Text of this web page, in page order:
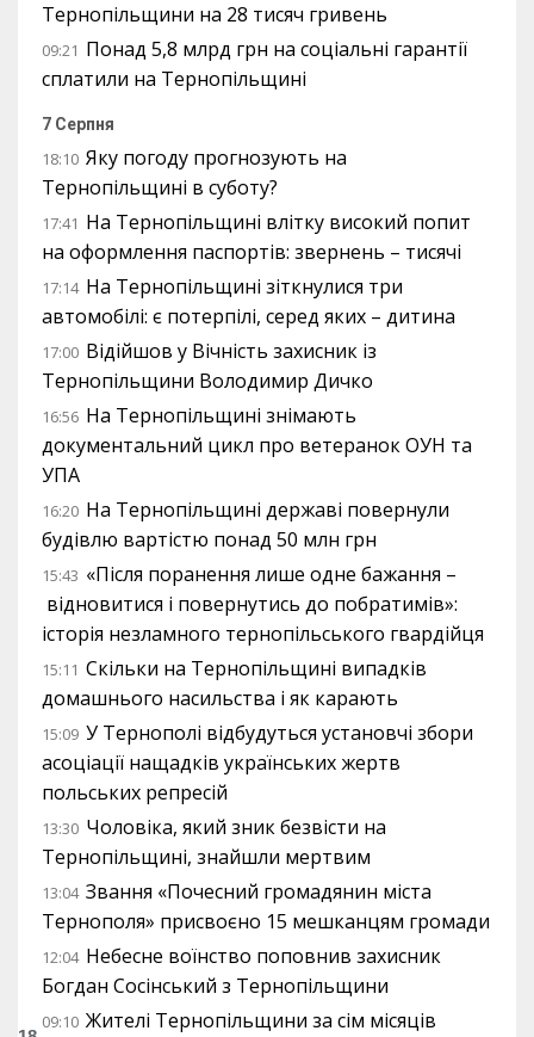
Тернопільщини на 28 тисяч гривень
09:21 Понад 5,8 млрд грн на соціальні гарантії
сплатили на Тернопільщині
7 Серпня
18:10 Яку погоду прогнозують на
Тернопільщині в суботу?
17:41 На Тернопільщині влітку високий попит
на оформлення паспортів: звернень – тисячі
17:14 На Тернопільщині зіткнулися три
автомобілі: є потерпілі, серед яких – дитина
17:00 Відійшов у Вічність захисник із
Тернопільщини Володимир Дичко
16:56 На Тернопільщині знімають
документальний цикл про ветеранок ОУН та
УПА
16:20 На Тернопільщині державі повернули
будівлю вартістю понад 50 млн грн
15:43 «Після поранення лише одне бажання –
відновитися і повернутись до побратимів»:
історія незламного тернопільського гвардійця
15:11 Скільки на Тернопільщині випадків
домашнього насильства і як карають
15:09 У Тернополі відбудуться установчі збори
асоціації нащадків українських жертв
польських репресій
13:30 Чоловіка, який зник безвісти на
Тернопільщині, знайшли мертвим
13:04 Звання «Почесний громадянин міста
Тернополя» присвоєно 15 мешканцям громади
12:04 Небесне воїнство поповнив захисник
Богдан Сосінський з Тернопільщини
09:10 Жителі Тернопільщини за сім місяців